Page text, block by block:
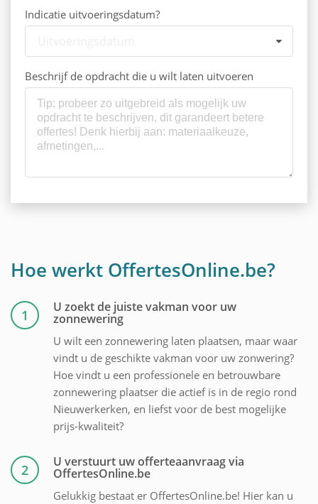
Indicatie uitvoeringsdatum?
Beschrijf de opdracht die u wilt laten uitvoeren
Hoe werkt OffertesOnline.be?
1 U zoekt de juiste vakman voor uw
zonnewering
U wilt een zonnewering laten plaatsen, maar waar
vindt u de geschikte vakman voor uw zonwering?
Hoe vindt u een professionele en betrouwbare
zonnewering plaatser die actief is in de regio rond
Nieuwerkerken, en liefst voor de best mogelijke
prijs-kwaliteit?
2 U verstuurt uw offerteaanvraag via
OffertesOnline.be
Gelukkig bestaat er OffertesOnline.be! Hier kan u